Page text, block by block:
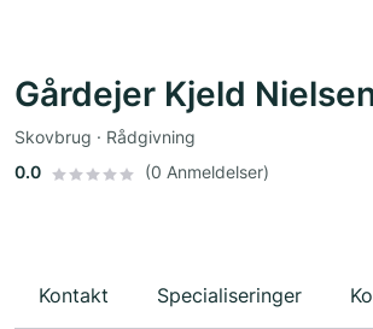
Gårdejer Kjeld
Skovbrug · Rådgivning
0.0
(0 Anmeldelser)
Kontakt Specialiseringer